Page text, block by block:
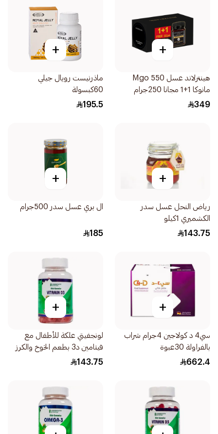
+
هينترلاند عسل 550 Mgo
مانوكا 1+1 مجانا 250جرام
349
+
ماذرنيست رويال جيلي
60كبسولة
195.5
+
رياض النحل عسل سدر
الكشميري 1كيلو
143.75
+
ال بري عسل سدر 500جرام
185
+
سي4 د كولاجين 4جرام شراب
بالفراولة 30عبوة
662.4
+
لونجفيتي علكة للأطفال مع
فيتامين د3 بطعم الخوخ والكرز
74قطعة
143.75